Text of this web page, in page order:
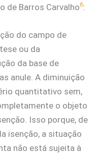
de Barros Carvalho6:
do campo de
ou da
da base de
anule. A diminuição
quantitativo sem,
o objeto
Isso porque, de
isenção, a situação
não está sujeita à